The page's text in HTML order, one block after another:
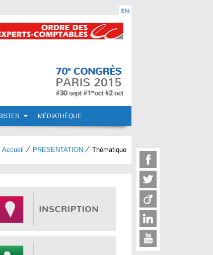
MÉDIATHÈQUE
Accueil PRESENTATION Thématique